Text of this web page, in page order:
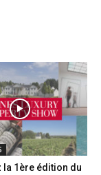
la 1ère édition du